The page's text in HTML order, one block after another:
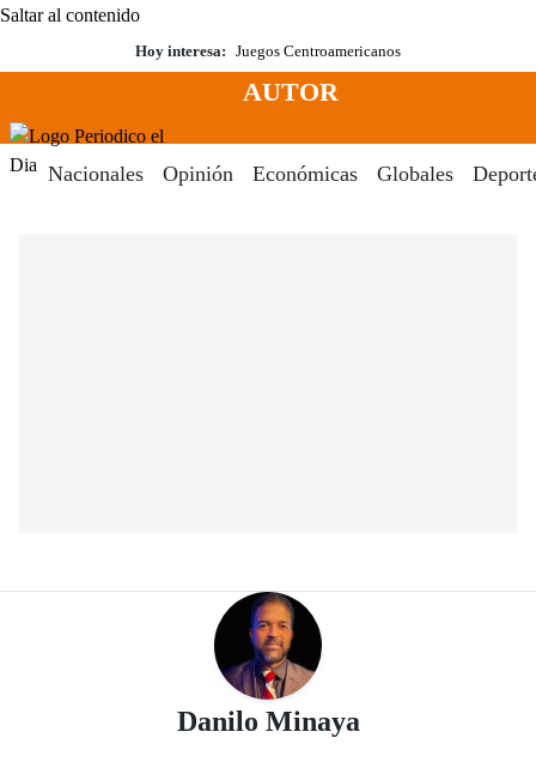
Saltar al contenido
Hoy interesa: Juegos Centroamericanos
Menú
AUTOR
Nacionales Opinión Económicas Globales
Danilo Minaya- Periódico